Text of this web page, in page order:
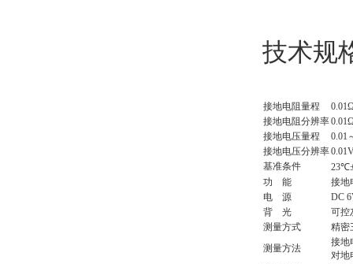
技术规
接地电阻量程
接地电阻分辨率
接地电压量程
0.01
接地电压分辨率
基准条件
功 能
接地
电 源
DC
背 光
可控
测量方式
精密
测量方法
接地
对地